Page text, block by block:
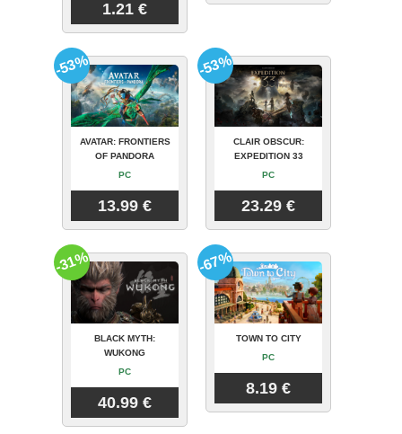
1.21 €
AVATAR: FRONTIERS
OF PANDORA
PC
13.99 €
-53%
CLAIR OBSCUR:
EXPEDITION 33
PC
23.29 €
-53%
BLACK MYTH:
WUKONG
PC
40.99 €
-31%
TOWN TO CITY
PC
8.19 €
-67%